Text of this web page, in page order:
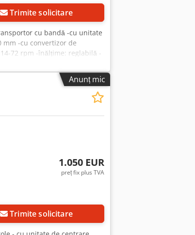
Trimite solicitare
cu bandă -cu unitate
-cu convertizor de
72 rpm -înălțime: reglabilă -
Anunț mic
1.050 EUR
preț fix plus TVA
Trimite solicitare